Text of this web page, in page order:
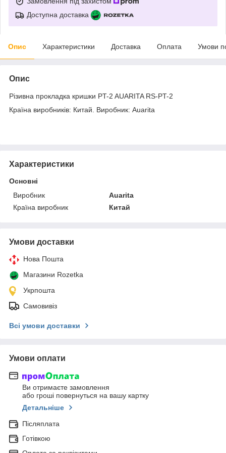
Доступна доставка
Опис Характеристики Доставка Оплата Умови
Опис
Різивна прокладка кришки PT-2 AUARITA RS-PT-2
Країна виробників: Китай. Виробник: Auarita
Характеристики
Основні
Виробник
Auarita
Країна виробник
Китай
Умови доставки
Нова Пошта
Магазини Rozetka
Укрпошта
Самовивіз
Всі умови доставки
Умови оплати
Ви отримаєте замовлення
або гроші повернуться на вашу картку
Детальніше
Післяплата
Готівкою